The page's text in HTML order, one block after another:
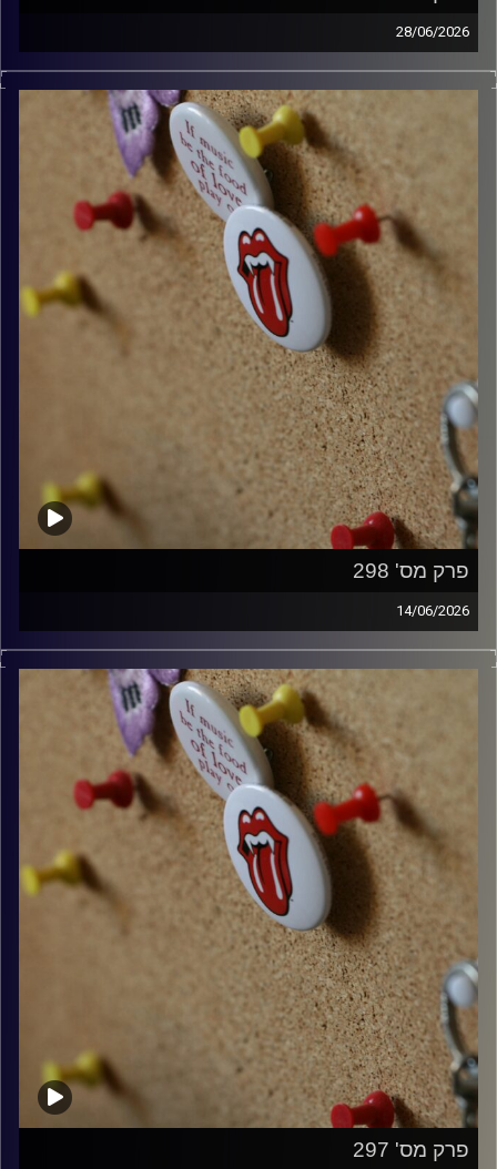
28/06/2026
קלאסיקות רוק עם אורן הוף.
włodi
פרק מס' 298
14/06/2026
קלאסיקות רוק עם אורן הוף.
włodi
פרק מס' 297